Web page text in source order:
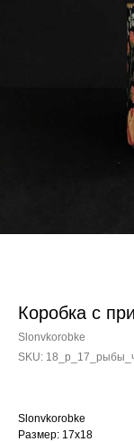
Коробка с
Slonvkorobke
SKU:
Slonvkorobke
Размер: 17х18